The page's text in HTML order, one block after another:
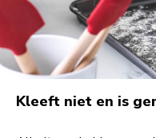
Kleeft niet en is